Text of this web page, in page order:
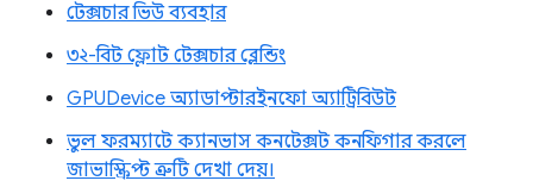
টেক্সচার ভিউ ব্যবহার
৩২-বিট ফ্লোট টেক্সচার ব্লেন্ডিং
GPUDevice অ্যাডাপ্টারইনফো অ্যাট্রিবিউট
ভুল ফরম্যাটে ক্যানভাস কনটেক্সট কনফিগার করলে
জাভাস্ক্রিপ্ট ত্রুটি দেখা দেয়।